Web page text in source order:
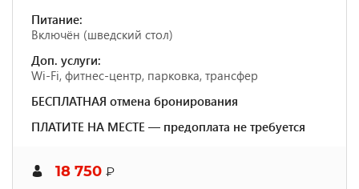
Питание:
Включён (шведский стол)
Доп. услуги:
Wi-Fi, фитнес-центр, парковка, трансфер
БЕСПЛАТНАЯ отмена бронирования
ПЛАТИТЕ НА МЕСТЕ — предоплата не требуется
18 750 ₽